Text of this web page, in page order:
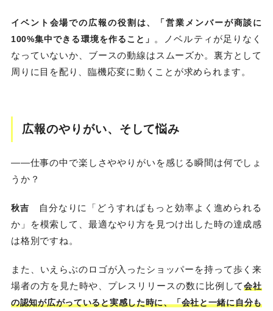
イベント会場での広報の役割は、「営業メンバーが商談に
100%集中できる環境を作ること」
。ノベルティが足りなく
なっていないか、ブースの動線はスムーズか。裏方として
周りに目を配り、臨機応変に動くことが求められます。
広報のやりがい、そして悩み
――仕事の中で楽しさややりがいを感じる瞬間は何でしょ
うか？
秋吉 自分なりに「どうすればもっと効率よく進められる
か」を模索して、最適なやり方を見つけ出した時の達成感
は格別ですね。
また、いえらぶのロゴが入ったショッパーを持って歩く来
場者の方を見た時や、プレスリリースの数に比例して会社
の認知が広がっていると実感した時に、「会社と一緒に自分も